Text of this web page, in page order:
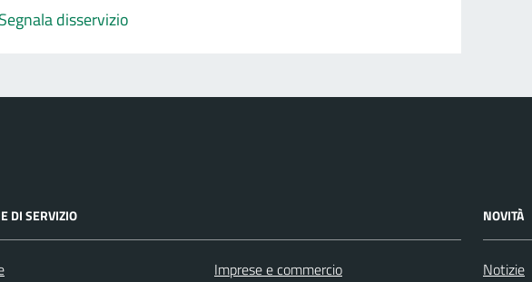
Segnala disservizio
DI SERVIZIO
Imprese e commercio
NOVITÀ
Notizie